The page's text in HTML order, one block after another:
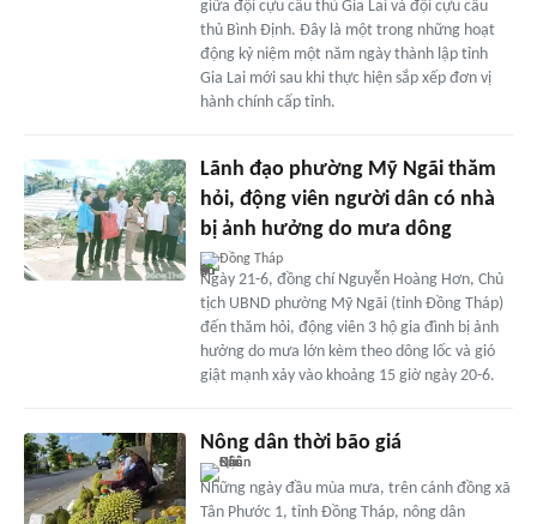
giữa đội cựu cầu thủ Gia Lai và đội cựu cầu
thủ Bình Định. Đây là một trong những hoạt
động kỷ niệm một năm ngày thành lập tỉnh
Gia Lai mới sau khi thực hiện sắp xếp đơn vị
hành chính cấp tỉnh.
Lãnh đạo phường Mỹ Ngãi thăm
hỏi, động viên người dân có nhà
bị ảnh hưởng do mưa dông
Đồng Tháp
Ngày 21-6, đồng chí Nguyễn Hoàng Hơn, Chủ
tịch UBND phường Mỹ Ngãi (tỉnh Đồng Tháp)
đến thăm hỏi, động viên 3 hộ gia đình bị ảnh
hưởng do mưa lớn kèm theo dông lốc và gió
giật mạnh xảy vào khoảng 15 giờ ngày 20-6.
Nông dân thời bão giá
Những ngày đầu mùa mưa, trên cánh đồng xã
Tân Phước 1, tỉnh Đồng Tháp, nông dân